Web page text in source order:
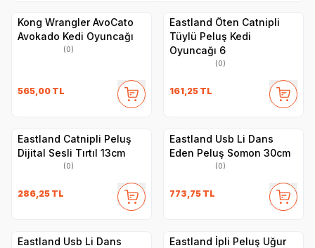
Kong Wrangler AvoCato
Avokado Kedi Oyuncağı
(0)
565,00 TL
Eastland Öten Catnipli
Tüylü Peluş Kedi
Oyuncağı 6
(0)
161,25 TL
Eastland Catnipli Peluş
Dijital Sesli Tırtıl 13cm
(0)
286,25 TL
Eastland Usb Li Dans
Eden Peluş Somon 30cm
(0)
773,75 TL
Eastland Usb Li Dans
Eastland İpli Peluş Uğur